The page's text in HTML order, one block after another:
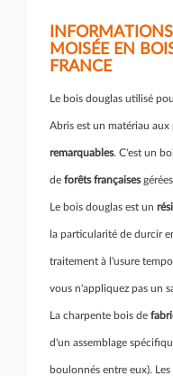
MOISÉE EN
FRANCE
Le bois douglas utilisé
Abris est un matériau aux
remarquables. C'est un
de forêts françaises
Le bois douglas est un
la particularité de durcir
traitement à l'usure
vous n'appliquez pas un
La charpente bois de
d'un assemblage
boulonnés entre eux).